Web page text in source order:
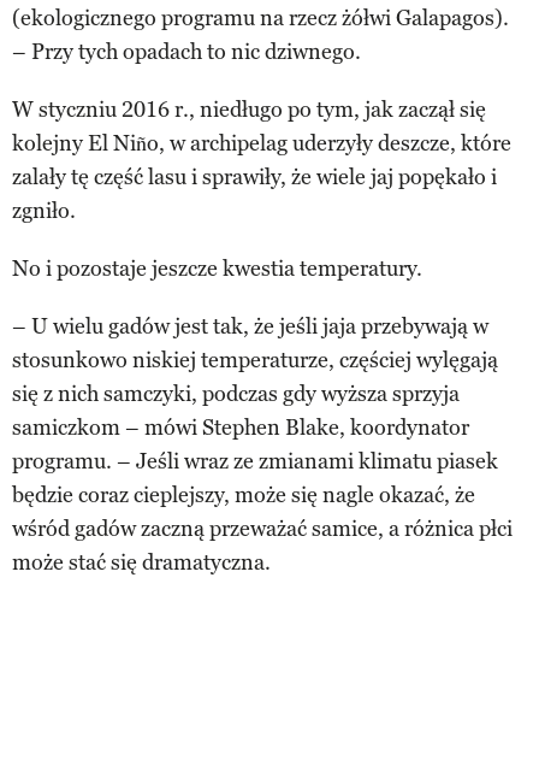
(ekologicznego programu na rzecz żółwi Galapagos).
– Przy tych opadach to nic dziwnego.
W styczniu 2016 r., niedługo po tym, jak zaczął się
kolejny El Niño, w archipelag uderzyły deszcze, które
zalały tę część lasu i sprawiły, że wiele jaj popękało i
zgniło.
No i pozostaje jeszcze kwestia temperatury.
– U wielu gadów jest tak, że jeśli jaja przebywają w
stosunkowo niskiej temperaturze, częściej wylęgają
się z nich samczyki, podczas gdy wyższa sprzyja
samiczkom – mówi Stephen Blake, koordynator
programu. – Jeśli wraz ze zmianami klimatu piasek
będzie coraz cieplejszy, może się nagle okazać, że
wśród gadów zaczną przeważać samice, a różnica płci
może stać się dramatyczna.